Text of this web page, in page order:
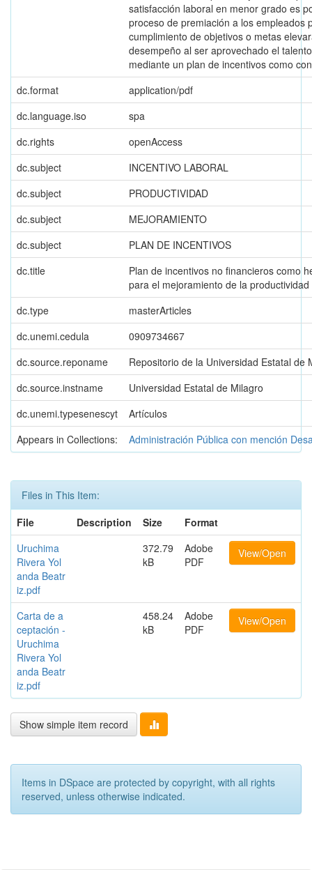
satisfacción laboral en menor grado es
proceso de premiación a los empleados
cumplimiento de objetivos o metas
desempeño al ser aprovechado el
mediante un plan de incentivos como
dc.format
application/pdf
dc.language.iso
spa
dc.rights
openAccess
dc.subject
INCENTIVO LABORAL
dc.subject
PRODUCTIVIDAD
dc.subject
MEJORAMIENTO
dc.subject
PLAN DE INCENTIVOS
dc.title
Plan de incentivos no financieros como
para el mejoramiento de la productividad
dc.type
masterArticles
dc.unemi.cedula
0909734667
dc.source.reponame
Repositorio de la Universidad Estatal de
dc.source.instname
Universidad Estatal de Milagro
dc.unemi.typesenescyt
Artículos
Appears in Collections:
Administración Pública con mención
Files in This Item:
File
Description Size
Format
Uruchima
Rivera Yol
anda Beatr
iz.pdf
372.79
kB
Adobe
PDF
View/Open
Carta de a
ceptación -
Uruchima
Rivera Yol
anda Beatr
iz.pdf
458.24
kB
Adobe
PDF
View/Open
Show simple item record
Items in DSpace are protected by copyright, with all rights
reserved, unless otherwise indicated.